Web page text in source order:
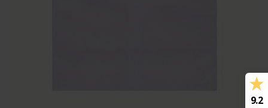
9.2